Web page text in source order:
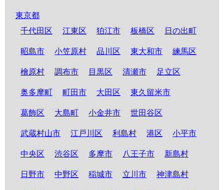
東京都
千代田区
江東区 狛江市 板橋区 日の出町
昭島市 小笠原村 品川区 東大和市 練馬区
檜原村 調布市 目黒区 清瀬市 足立区
奥多摩町 町田市 大田区 東久留米市
葛飾区 大島町 小金井市 世田谷区
武蔵村山市 江戸川区 利島村 港区 小平市
中央区 渋谷区 多摩市 八王子市 新島村
日野市 中野区 稲城市 立川市 神津島村